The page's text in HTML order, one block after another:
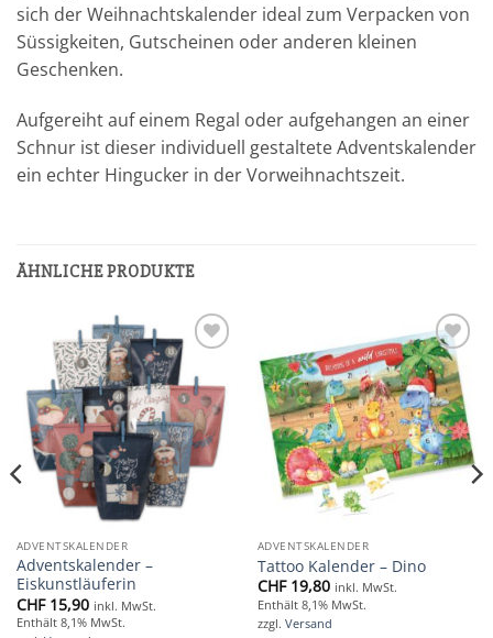
sich der Weihnachtskalender ideal zum Verpacken von
Süssigkeiten, Gutscheinen oder anderen kleinen
Geschenken.
Aufgereiht auf einem Regal oder aufgehangen an einer
Schnur ist dieser individuell gestaltete Adventskalender
ein echter Hingucker in der Vorweihnachtszeit.
ÄHNLICHE PRODUKTE
Add to
wishlist
ADVENTSKALENDER
Adventskalender –
Eiskunstläuferin
CHF15,90 inkl. MwSt.
Enthält 8,1% MwSt.
Add to
wishlist
ADVENTSKALENDER
Tattoo Kalender – Dino
CHF19,80 inkl. MwSt.
Enthält 8,1% MwSt.
zzgl. Versand